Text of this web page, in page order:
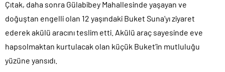
Çıtak, daha sonra Gülabibey Mahallesinde yaşayan ve
doğuştan engelli olan 12 yaşındaki Buket Suna’yı ziyaret
ederek akülü aracını teslim etti. Akülü araç sayesinde eve
hapsolmaktan kurtulacak olan küçük Buket’in mutluluğu
yüzüne yansıdı.